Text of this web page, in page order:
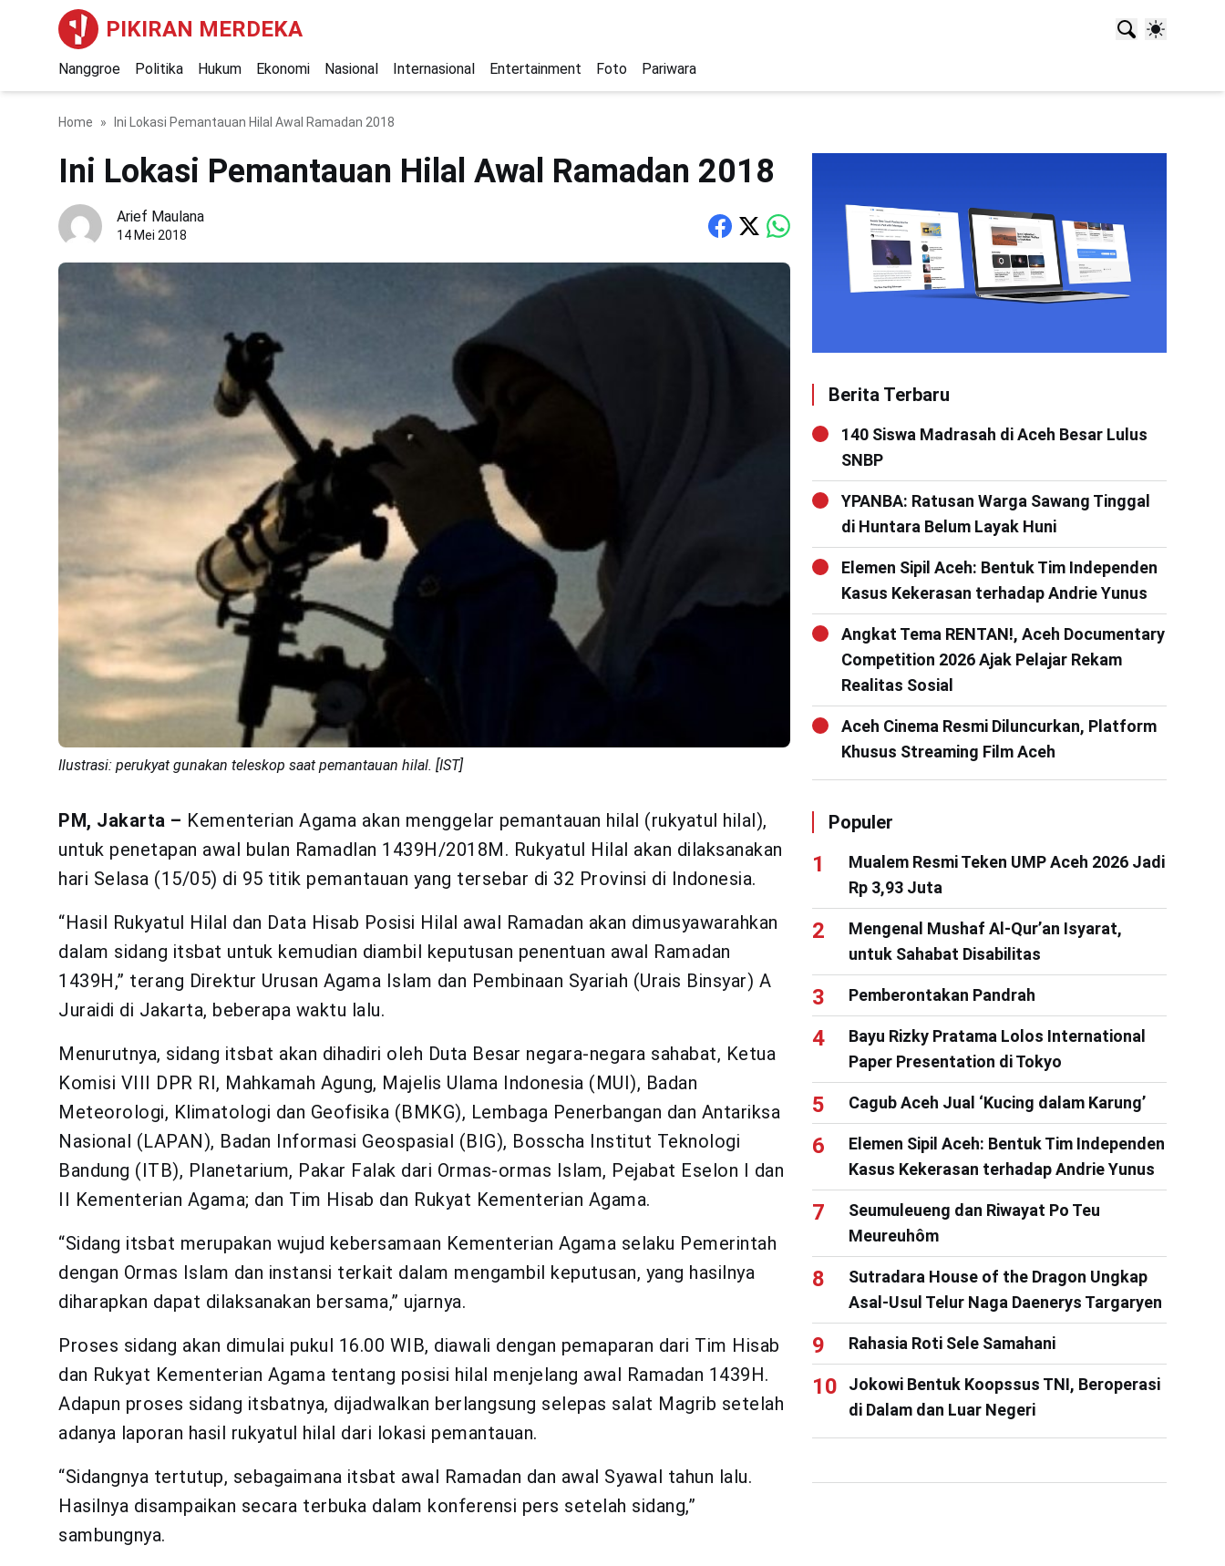
PIKIRAN MERDEKA
Nanggroe Politika Hukum Ekonomi Nasional Internasional Entertainment Foto Pariwara
Home Ini Lokasi Pemantauan Hilal Awal Ramadan 2018
Ini Lokasi Pemantauan Hilal Awal Ramadan 2018
Arief Maulana
14 Mei 2018
Ilustrasi: perukyat gunakan teleskop saat pemantauan hilal. [IST]
PM, Jakarta – Kementerian Agama akan menggelar pemantauan hilal (rukyatul hilal),
untuk penetapan awal bulan Ramadlan 1439H/2018M. Rukyatul Hilal akan dilaksanakan
hari Selasa (15/05) di 95 titik pemantauan yang tersebar di 32 Provinsi di Indonesia.
“Hasil Rukyatul Hilal dan Data Hisab Posisi Hilal awal Ramadan akan dimusyawarahkan
dalam sidang itsbat untuk kemudian diambil keputusan penentuan awal Ramadan
1439H,” terang Direktur Urusan Agama Islam dan Pembinaan Syariah (Urais Binsyar) A
Juraidi di Jakarta, beberapa waktu lalu.
Menurutnya, sidang itsbat akan dihadiri oleh Duta Besar negara-negara sahabat, Ketua
Komisi VIII DPR RI, Mahkamah Agung, Majelis Ulama Indonesia (MUI), Badan
Meteorologi, Klimatologi dan Geofisika (BMKG), Lembaga Penerbangan dan Antariksa
Nasional (LAPAN), Badan Informasi Geospasial (BIG), Bosscha Institut Teknologi
Bandung (ITB), Planetarium, Pakar Falak dari Ormas-ormas Islam, Pejabat Eselon I dan
II Kementerian Agama; dan Tim Hisab dan Rukyat Kementerian Agama.
“Sidang itsbat merupakan wujud kebersamaan Kementerian Agama selaku Pemerintah
dengan Ormas Islam dan instansi terkait dalam mengambil keputusan, yang hasilnya
diharapkan dapat dilaksanakan bersama,” ujarnya.
Proses sidang akan dimulai pukul 16.00 WIB, diawali dengan pemaparan dari Tim Hisab
dan Rukyat Kementerian Agama tentang posisi hilal menjelang awal Ramadan 1439H.
Adapun proses sidang itsbatnya, dijadwalkan berlangsung selepas salat Magrib setelah
adanya laporan hasil rukyatul hilal dari lokasi pemantauan.
“Sidangnya tertutup, sebagaimana itsbat awal Ramadan dan awal Syawal tahun lalu.
Hasilnya disampaikan secara terbuka dalam konferensi pers setelah sidang,”
sambungnya.
Berita Terbaru
140 Siswa Madrasah di Aceh Besar Lulus
SNBP
YPANBA: Ratusan Warga Sawang Tinggal
di Huntara Belum Layak Huni
Elemen Sipil Aceh: Bentuk Tim Independen
Kasus Kekerasan terhadap Andrie Yunus
Angkat Tema RENTAN!, Aceh Documentary
Competition 2026 Ajak Pelajar Rekam
Realitas Sosial
Aceh Cinema Resmi Diluncurkan, Platform
Khusus Streaming Film Aceh
Populer
Mualem Resmi Teken UMP Aceh 2026 Jadi
Rp 3,93 Juta
Mengenal Mushaf Al-Qur’an Isyarat,
untuk Sahabat Disabilitas
Pemberontakan Pandrah
Bayu Rizky Pratama Lolos International
Paper Presentation di Tokyo
Cagub Aceh Jual ‘Kucing dalam Karung’
Elemen Sipil Aceh: Bentuk Tim Independen
Kasus Kekerasan terhadap Andrie Yunus
Seumuleueng dan Riwayat Po Teu
Meureuhôm
Sutradara House of the Dragon Ungkap
Asal-Usul Telur Naga Daenerys Targaryen
Rahasia Roti Sele Samahani
Jokowi Bentuk Koopssus TNI, Beroperasi
di Dalam dan Luar Negeri